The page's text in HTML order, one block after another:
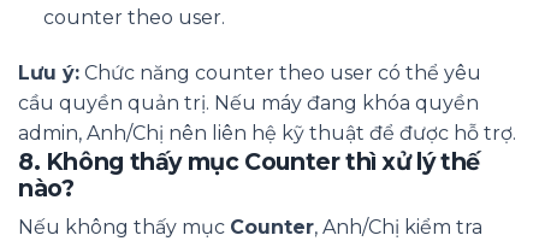
counter theo user.
Lưu ý: Chức năng counter theo user có thể yêu
cầu quyền quản trị. Nếu máy đang khóa quyền
admin, Anh/Chị nên liên hệ kỹ thuật để được hỗ trợ.
8. Không thấy mục Counter thì xử lý thế
nào?
Nếu không thấy mục Counter, Anh/Chị kiểm tra